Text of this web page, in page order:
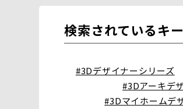
検索されているキ
#3Dデザイナーシリーズ
#3Dアーキデ
#3Dマイホームデ